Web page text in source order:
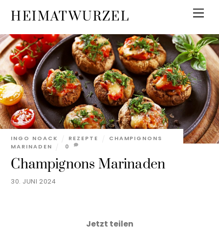
content
HEIMATWURZEL
30. JUNI 2024
Champignons Marinaden
INGO NOACK REZEPTE
CHAMPIGNONS
MARINADEN
0